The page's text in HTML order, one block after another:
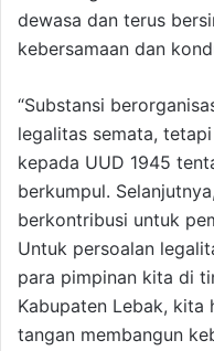
dewasa dan terus
kebersamaan dan
“Substansi
legalitas semata,
kepada UUD 1945
berkumpul.
berkontribusi untuk
Untuk persoalan
para pimpinan kita di
Kabupaten Lebak, kita
tangan membangun